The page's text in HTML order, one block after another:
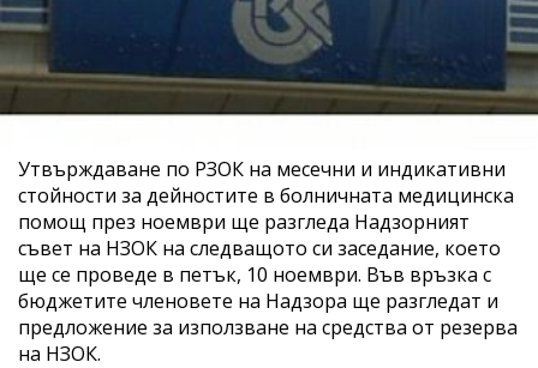
Утвърждаване по РЗОК на месечни и индикативни
стойности за дейностите в болничната медицинска
помощ през ноември ще разгледа Надзорният
съвет на НЗОК на следващото си заседание, което
ще се проведе в петък, 10 ноември. Във връзка с
бюджетите членовете на Надзора ще разгледат и
предложение за използване на средства от резерва
на НЗОК.